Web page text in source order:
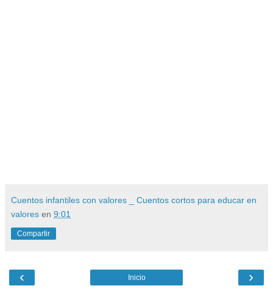
Cuentos infantiles con valores _ Cuentos cortos para educar en
valores en 9:01
Compartir
‹ ›
Inicio